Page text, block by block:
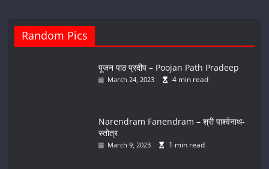
Random Pics
पूजन पाठ प्रदीप – Poojan Path Pradeep
March 24, 2023 4 min read
Narendram Fanendram – श्री पार्श्वनाथ-
स्तोत्र
March 9, 2023 1 min read